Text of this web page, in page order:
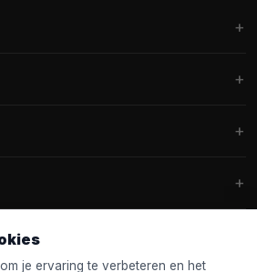
je ervaring te verbeteren en het